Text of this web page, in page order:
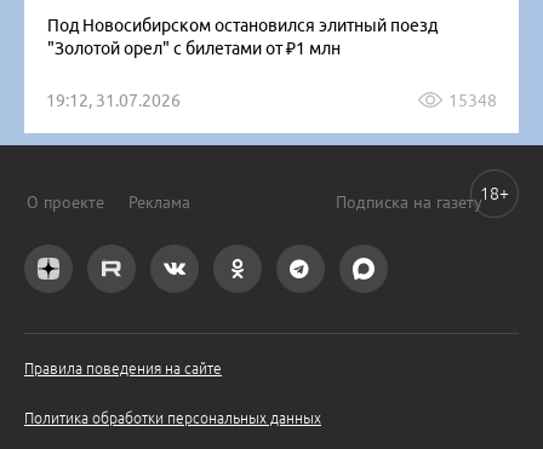
Под Новосибирском остановился элитный поезд
"Золотой орел" с билетами от ₽1 млн
19:12, 31.07.2026 15348
О проекте Реклама Подписка на газету
Правила поведения на сайте
Политика обработки персональных данных
18+